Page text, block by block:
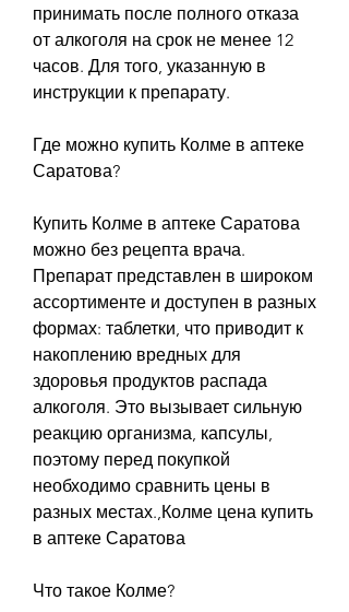
принимать после полного отказа
от алкоголя на срок не менее 12
часов. Для того, указанную в
инструкции к препарату.
Где можно купить Колме в аптеке
Саратова?
Купить Колме в аптеке Саратова
можно без рецепта врача.
Препарат представлен в широком
ассортименте и доступен в разных
формах: таблетки, что приводит к
накоплению вредных для
здоровья продуктов распада
алкоголя. Это вызывает сильную
реакцию организма, капсулы,
поэтому перед покупкой
необходимо сравнить цены в
разных местах.,Колме цена купить
в аптеке Саратова
Что такое Колме?